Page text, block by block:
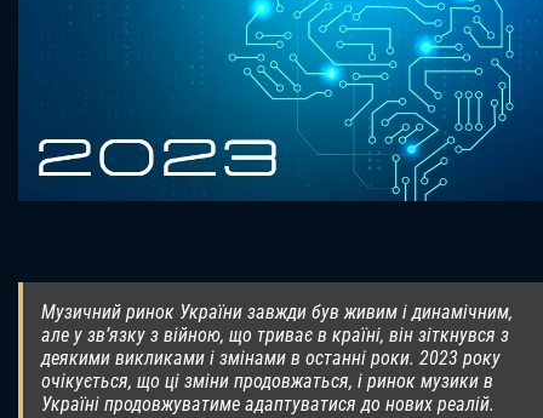
Музичний ринок України завжди був живим і динамічним,
але у зв’язку з війною, що триває в країні, він зіткнувся з
деякими викликами і змінами в останні роки. 2023 року
очікується, що ці зміни продовжаться, і ринок музики в
Україні продовжуватиме адаптуватися до нових реалій.